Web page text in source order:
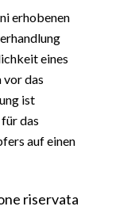
erhobenen
eines
vor das
ist
das
auf einen
riservata